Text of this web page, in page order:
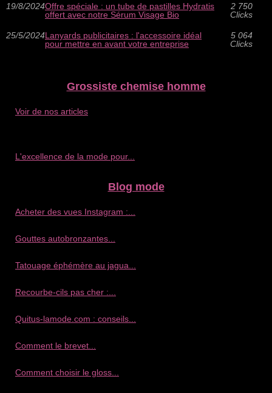
19/8/2024Offre spéciale : un tube de pastilles Hydratis
offert avec notre Sérum Visage Bio
2 750
Clicks
25/5/2024Lanyards publicitaires : l'accessoire idéal
pour mettre en avant votre entreprise
5 064
Clicks
Grossiste chemise homme
Voir de nos articles
L'excellence de la mode pour...
Blog mode
Acheter des vues Instagram :...
Gouttes autobronzantes...
Tatouage éphémère au jagua...
Recourbe‑cils pas cher :...
Quitus-lamode.com : conseils...
Comment le brevet...
Comment choisir le gloss...